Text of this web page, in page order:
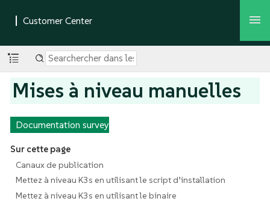
Mises à niveau manuelles
Documentation survey
Sur cette page
Canaux de publication
Mettez à niveau K3s en utilisant le script d’installation
Mettez à niveau K3s en utilisant le binaire